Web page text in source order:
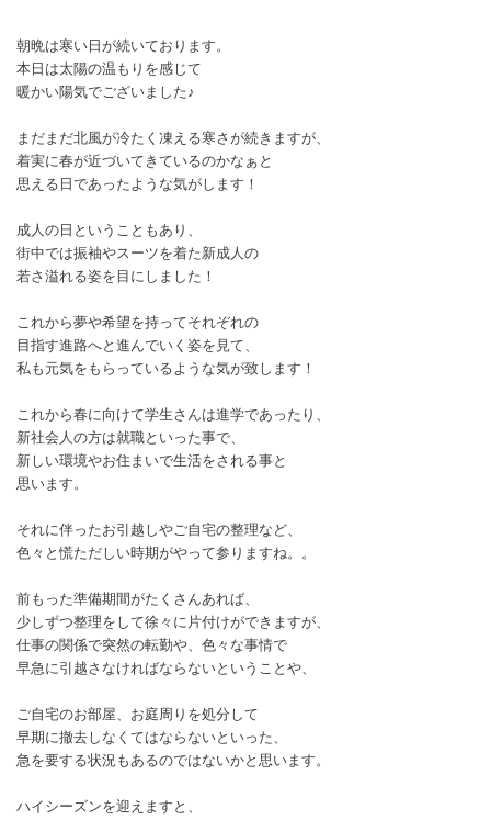
朝晩は寒い日が続いております。
本日は太陽の温もりを感じて
暖かい陽気でございました♪
まだまだ北風が冷たく凍える寒さが続きますが、
着実に春が近づいてきているのかなぁと
思える日であったような気がします！
成人の日ということもあり、
街中では振袖やスーツを着た新成人の
若さ溢れる姿を目にしました！
これから夢や希望を持ってそれぞれの
目指す進路へと進んでいく姿を見て、
私も元気をもらっているような気が致します！
これから春に向けて学生さんは進学であったり、
新社会人の方は就職といった事で、
新しい環境やお住まいで生活をされる事と
思います。
それに伴ったお引越しやご自宅の整理など、
色々と慌ただしい時期がやって参りますね。。
前もった準備期間がたくさんあれば、
少しずつ整理をして徐々に片付けができますが、
仕事の関係で突然の転勤や、色々な事情で
早急に引越さなければならないということや、
ご自宅のお部屋、お庭周りを処分して
早期に撤去しなくてはならないといった、
急を要する状況もあるのではないかと思います。
ハイシーズンを迎えますと、